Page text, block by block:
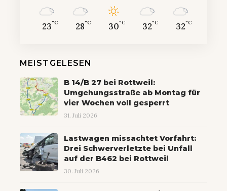
23°C 28°C 30°C 32°C 32°C
MEISTGELESEN
B 14/B 27 bei Rottweil:
Umgehungsstraße ab Montag für
vier Wochen voll gesperrt
31. Juli 2026
Lastwagen missachtet Vorfahrt:
Drei Schwerverletzte bei Unfall
auf der B462 bei Rottweil
30. Juli 2026